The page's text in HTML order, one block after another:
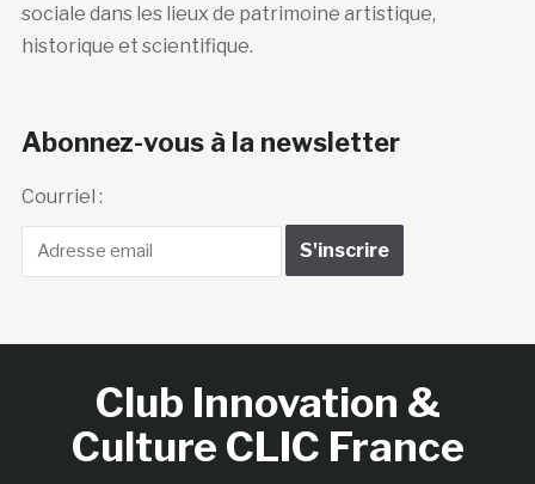
sociale dans les lieux de patrimoine artistique,
historique et scientifique.
Abonnez-vous à la newsletter
Courriel :
Club Innovation &
Culture CLIC France